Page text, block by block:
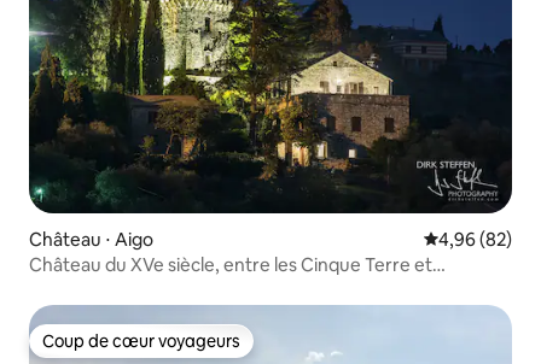
Château ⋅ Aigo Évaluation
4,96 (82)
Château du XVe siècle, entre les Cinque Terre et
Coup de cœur voyageurs
Coup de cœur voyageurs